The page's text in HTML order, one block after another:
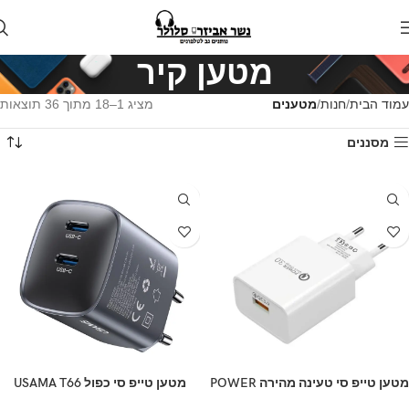
מטען קיר
עמוד הבית חנות מטענים מציג 1–18 מתוך 36 תוצאות
מסננים
מטען טייפ סי טעינה מהירה POWER
מטען טייפ סי כפול USAMA T66